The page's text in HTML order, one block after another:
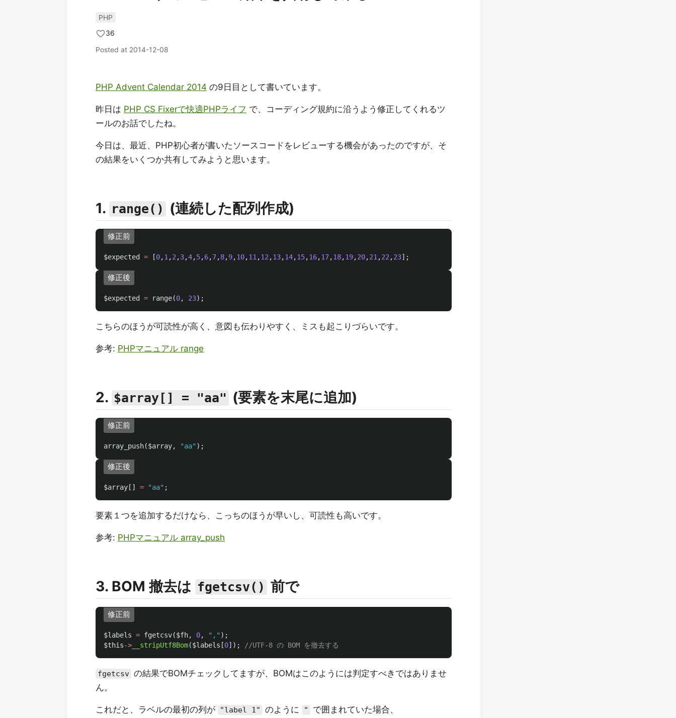
PHP
36
Posted at 2014-12-08
PHP Advent Calendar 2014 の9日目として書いています。
昨日は PHP CS Fixerで快適PHPライフ で、コーディング規約に沿うよう修正してくれるツ
ールのお話でしたね。
今日は、最近、PHP初心者が書いたソースコードをレビューする機会があったのですが、そ
の結果をいくつか共有してみようと思います。
1. range() (連続した配列作成)
修正前
$expected = [0,1 ,2 ,3,4,5,6,7,8,9,10,11 ,12 ,13,14,15,16,17,18,19,20,21 ,22 ,23];
修正後
$expected = range(0, 23);
こちらのほうが可読性が高く、意図も伝わりやすく、ミスも起こりづらいです。
参考: PHPマニュアル range
2. $array[] = "aa" (要素を末尾に追加)
修正前
array_push($array, "aa" );
修正後
$array [] = "aa" ;
要素１つを追加するだけなら、こっちのほうが早いし、可読性も高いです。
参考: PHPマニュアル array_push
3. BOM 撤去は fgetcsv() 前で
修正前
$labels = fgetcsv($fh, 0, "," );
$this-> __stripUtf8Bom($labels [0]); //UTF-8 の BOM を撤去する
fgetcsv の結果でBOMチェックしてますが、BOMはこのようには判定すべきではありませ
ん。
これだと、ラベルの最初の列が "label 1" のように " で囲まれていた場合、